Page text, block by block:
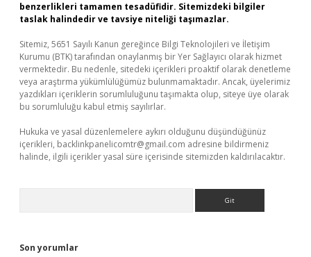
benzerlikleri tamamen tesadüfidir. Sitemizdeki bilgiler
taslak halindedir ve tavsiye niteliği taşımazlar.
Sitemiz, 5651 Sayılı Kanun gereğince Bilgi Teknolojileri ve İletişim
Kurumu (BTK) tarafından onaylanmış bir Yer Sağlayıcı olarak hizmet
vermektedir. Bu nedenle, sitedeki içerikleri proaktif olarak denetleme
veya araştırma yükümlülüğümüz bulunmamaktadır. Ancak, üyelerimiz
yazdıkları içeriklerin sorumluluğunu taşımakta olup, siteye üye olarak
bu sorumluluğu kabul etmiş sayılırlar.
Hukuka ve yasal düzenlemelere aykırı olduğunu düşündüğünüz
içerikleri, backlinkpanelicomtr@gmail.com adresine bildirmeniz
halinde, ilgili içerikler yasal süre içerisinde sitemizden kaldırılacaktır.
Son yorumlar